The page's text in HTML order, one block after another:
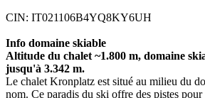
CIN: IT021106B4YQ8KY6UH
Info domaine skiable
Altitude du chalet ~1.800 m, domaine
jusqu'à 3.342 m.
Le chalet Kronplatz est situé au milieu du
nom. Ce paradis du ski offre des pistes